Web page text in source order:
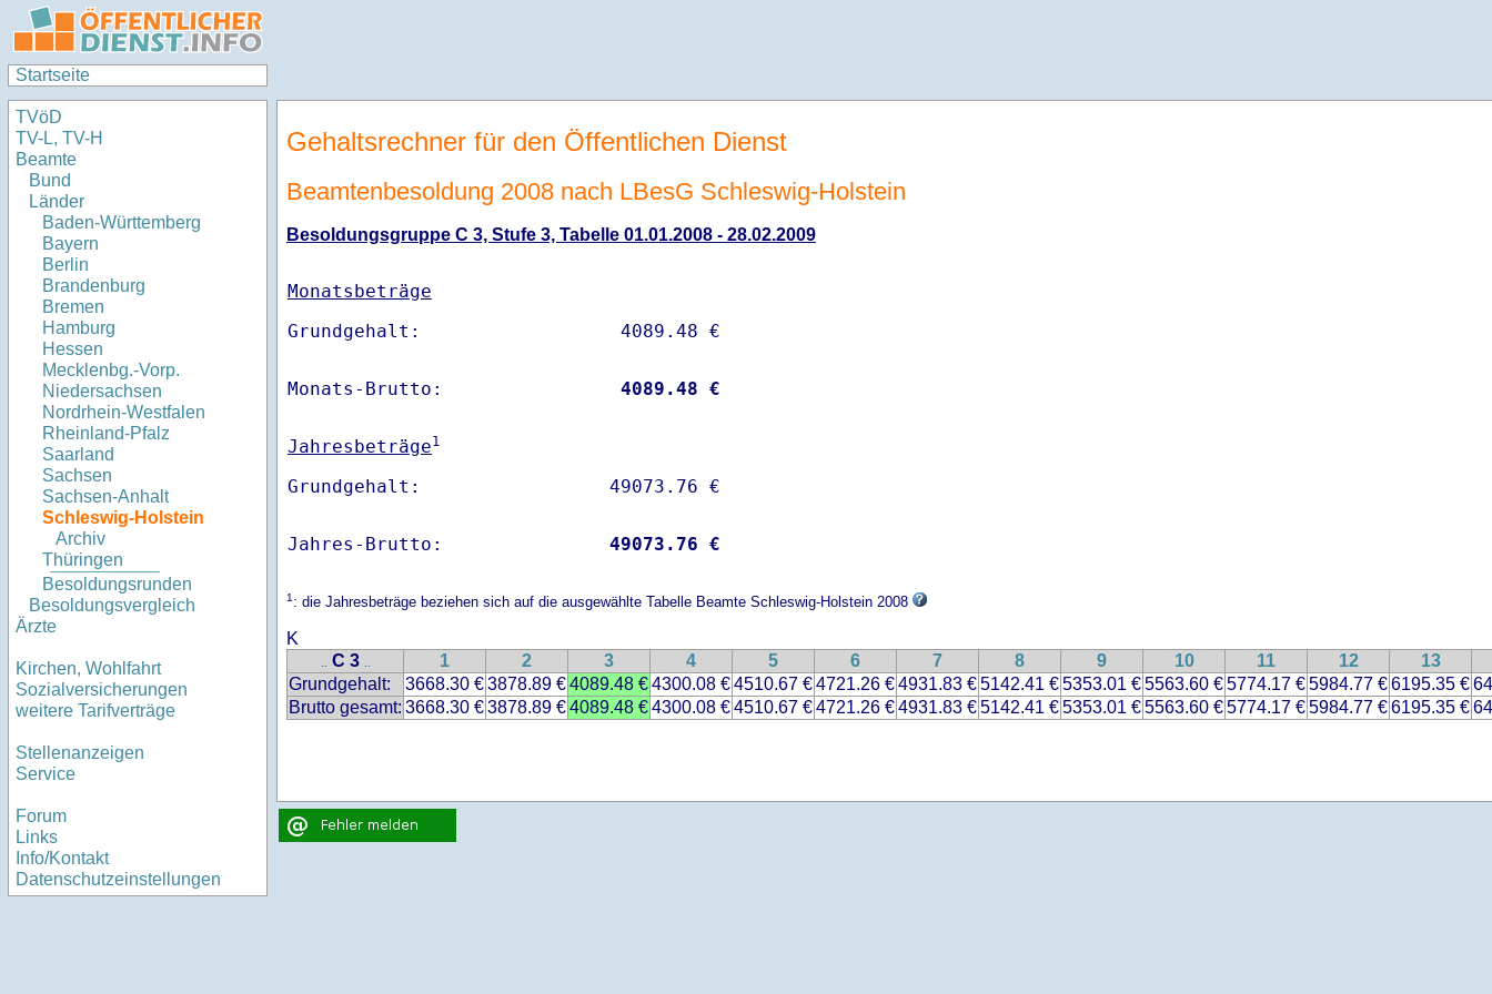
Startseite
TVöD
TV-L, TV-H
Beamte
Bund
Länder
Baden-Württemberg
Bayern
Berlin
Brandenburg
Bremen
Hamburg
Hessen
Mecklenbg.-Vorp.
Niedersachsen
Nordrhein-Westfalen
Rheinland-Pfalz
Saarland
Sachsen
Sachsen-Anhalt
Schleswig-Holstein
Archiv
Thüringen
Besoldungsrunden
Besoldungsvergleich
Ärzte
Kirchen, Wohlfahrt
Sozialversicherungen
weitere Tarifverträge
Stellenanzeigen
Service
Forum
Links
Info/Kontakt
Datenschutzeinstellungen
Gehaltsrechner für den Öffentlichen Dienst
Beamtenbesoldung 2008 nach LBesG Schleswig-Holstein
Besoldungsgruppe C 3, Stufe 3, Tabelle 01.01.2008 - 28.02.2009
Monatsbeträge
Monats-Brutto: 4089.48 €
Jahresbeträge1
Jahres-Brutto: 49073.76 €
1: die Jahresbeträge beziehen sich auf die ausgewählte Tabelle Beamte Schleswig-Holstein 2008
K
.. C 3 .. 1 2 3 4 5 6 7 8 9 10 11 12
13
Grundgehalt:
3668.30 €3878.89 €4089.48 €4300.08 €4510.67 €4721.26 €4931.83 €5142.41 €5353.01 €5563.60 €5774.17 €5984.77 €6195.35 €
Brutto gesamt: 3668.30 €3878.89 €4089.48 €4300.08 €4510.67 €4721.26 €4931.83 €5142.41 €5353.01 €5563.60 €5774.17 €5984.77 €6195.35 €